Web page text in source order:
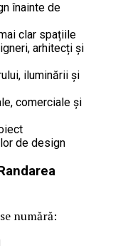
înainte de
clar spațiile
arhitecți și
iluminării și
comerciale și
de design
numără: